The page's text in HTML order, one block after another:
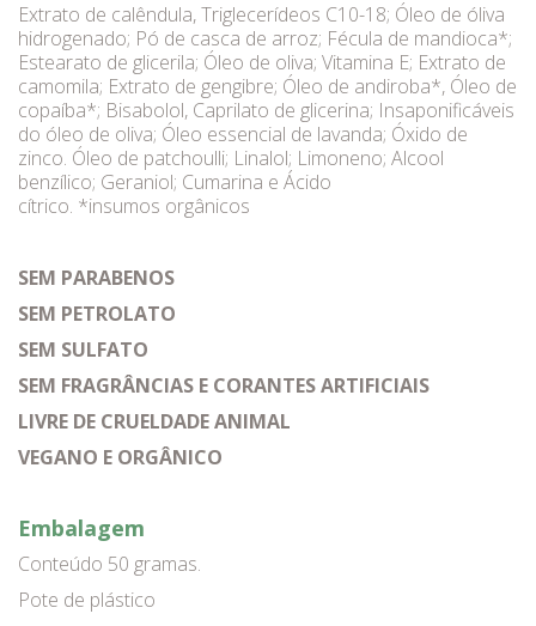
Extrato de calêndula, Triglecerídeos C10-18; Óleo de óliva
hidrogenado; Pó de casca de arroz; Fécula de mandioca*;
Estearato de glicerila; Óleo de oliva; Vitamina E; Extrato de
camomila; Extrato de gengibre; Óleo de andiroba*, Óleo de
copaíba*; Bisabolol, Caprilato de glicerina; Insaponificáveis
do óleo de oliva; Óleo essencial de lavanda; Óxido de
zinco. Óleo de patchoulli; Linalol; Limoneno; Alcool
benzílico; Geraniol; Cumarina e Ácido
cítrico. *insumos orgânicos
SEM PARABENOS
SEM PETROLATO
SEM SULFATO
SEM FRAGRÂNCIAS E CORANTES ARTIFICIAIS
LIVRE DE CRUELDADE ANIMAL
VEGANO E ORGÂNICO
Embalagem
Conteúdo 50 gramas.
Pote de plástico